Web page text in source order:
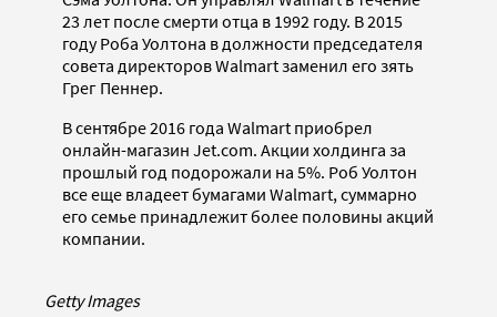
23 лет после смерти отца в 1992 году. В 2015
году Роба Уолтона в должности председателя
совета директоров Walmart заменил его зять
Грег Пеннер.
В сентябре 2016 года Walmart приобрел
онлайн-магазин Jet.com. Акции холдинга за
прошлый год подорожали на 5%. Роб Уолтон
все еще владеет бумагами Walmart, суммарно
его семье принадлежит более половины акций
компании.
Getty Images